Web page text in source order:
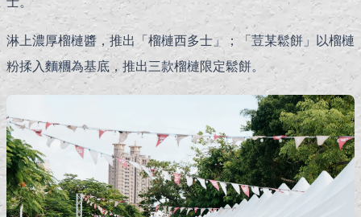
淋上濃厚榴槤醬，推出「榴槤西多士」；「荳某鬆餅」以榴槤
粉揉入麵糰為基底，推出三款榴槤限定鬆餅。